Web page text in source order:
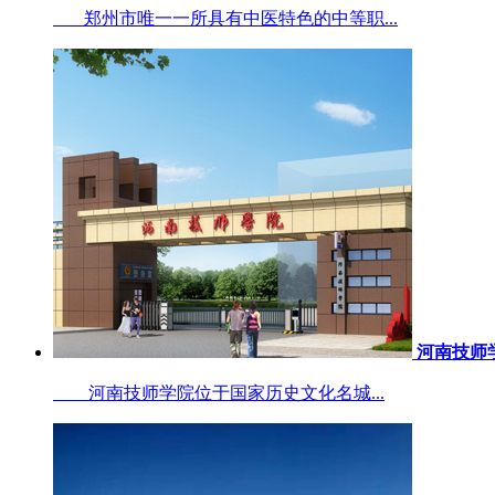
郑州市唯一一所具有中医特色的中等职...
河南技师
河南技师学院位于国家历史文化名城...